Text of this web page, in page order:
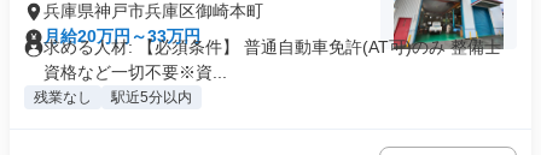
兵庫県神戸市兵庫区御崎本町
月給20万円～33万円
求める人材: 【必須条件】 普通自動車免許(AT可)のみ 整備士
資格など一切不要※資...
残業なし 駅近5分以内